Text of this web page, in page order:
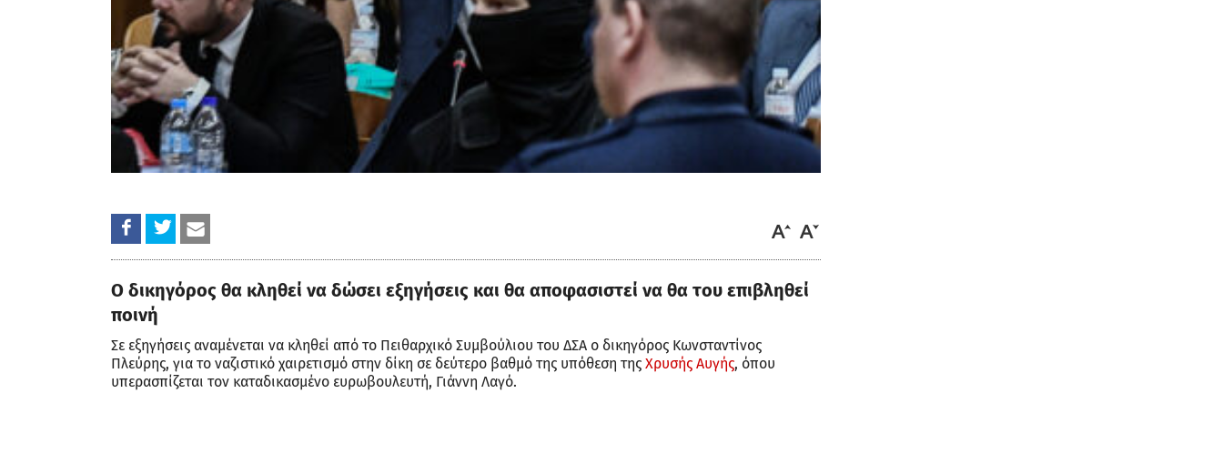
Ο δικηγόρος θα κληθεί να δώσει εξηγήσεις και θα αποφασιστεί να θα του επιβληθεί
ποινή
Σε εξηγήσεις αναμένεται να κληθεί από το Πειθαρχικό Συμβούλιου του ΔΣΑ ο δικηγόρος Κωνσταντίνος
Πλεύρης, για το ναζιστικό χαιρετισμό στην δίκη σε δεύτερο βαθμό της υπόθεση της Χρυσής Αυγής, όπου
υπερασπίζεται τον καταδικασμένο ευρωβουλευτή, Γιάννη Λαγό.